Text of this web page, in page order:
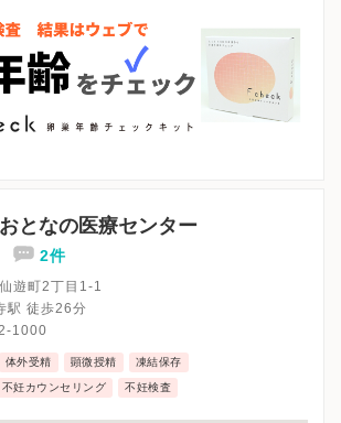
ニックHPを確認、または直接お問い合わせく
となの医療センター
2件
遊町2丁目1-1
駅 徒歩26分
1000
体外受精 顕微授精 凍結保存
不妊カウンセリング 不妊検査